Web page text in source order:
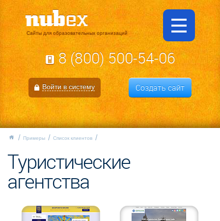
Сайты для образовательных организаций
8 (800) 500-54-06
Войти в систему Создать сайт
Примеры Список клиентов
Туристические
агентства